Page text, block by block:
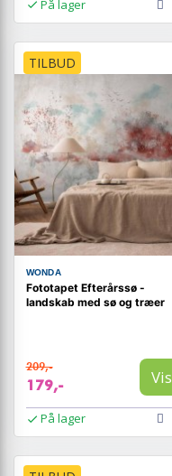
På lager
TILBUD
WONDA
Fototapet Efterårssø -
landskab med sø og træer
209,-
179,- Vis
På lager